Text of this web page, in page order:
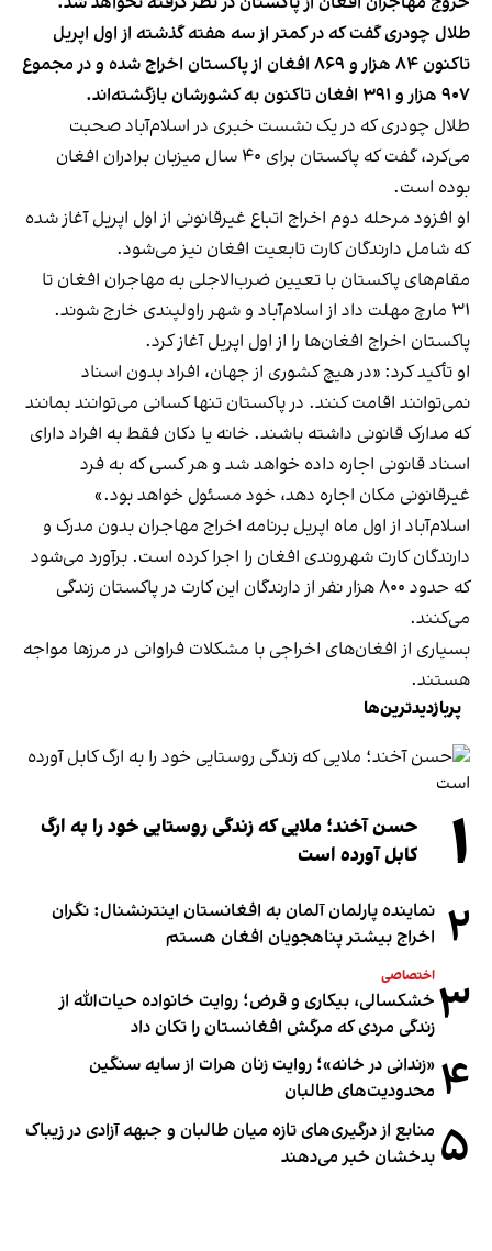
طلال چودری گفت که در کمتر از سه هفته گذشته از اول اپریل
تاکنون ۸۴ هزار و ۸۶۹ افغان از پاکستان اخراج شده‌ و در مجموع
۹۰۷ هزار و ۳۹۱ افغان تاکنون به کشورشان بازگشته‌اند.
طلال چودری که در یک نشست خبری در اسلام‌آباد صحبت
می‌کرد، گفت که پاکستان برای ۴۰ سال میزبان برادران افغان
بوده است.
او افزود مرحله دوم اخراج اتباع غیرقانونی از اول اپریل آغاز شده
که شامل دارندگان کارت تابعیت افغان نیز می‌شود.
مقام‌های پاکستان با تعیین ضرب‌الاجلی به مهاجران افغان تا
۳۱ مارچ مهلت داد از اسلام‌آباد و شهر راولپندی خارج شوند.
پاکستان اخراج افغان‌ها را از اول اپریل آغاز کرد.
او تأکید کرد: «در هیچ کشوری از جهان، افراد بدون اسناد
نمی‌توانند اقامت کنند. در پاکستان تنها کسانی می‌توانند بمانند
که مدارک قانونی داشته باشند. خانه یا دکان فقط به افراد دارای
اسناد قانونی اجاره داده خواهد شد و هر کسی که به فرد
غیرقانونی مکان اجاره دهد، خود مسئول خواهد بود.»
اسلام‌آباد از اول ماه اپریل برنامه اخراج مهاجران بدون مدرک و
دارندگان کارت شهروندی افغان را اجرا کرده است. برآورد می‌شود
که حدود ۸۰۰ هزار نفر از دارندگان این کارت در پاکستان زندگی
می‌کنند.
بسیاری از افغان‌های اخراجی با مشکلات فراوانی در مرزها مواجه
هستند.
پربازدیدترین‌ها
۱
حسن آخند؛ ملایی که زندگی روستایی خود را به ارگ
کابل آورده است
۲ نماینده پارلمان آلمان به افغانستان اینترنشنال: نگران
اخراج بیشتر پناهجویان افغان هستم
۳ اختصاصی
خشکسالی، بیکاری و قرض؛ روایت خانواده حیات‌الله از
زندگی مردی که مرگش افغانستان را تکان داد
۴ «زندانی در خانه»؛ روایت زنان هرات از سایه سنگین
محدودیت‌های طالبان
۵ منابع از درگیری‌های تازه میان طالبان و جبهه آزادی در زیباک
بدخشان خبر می‌دهند